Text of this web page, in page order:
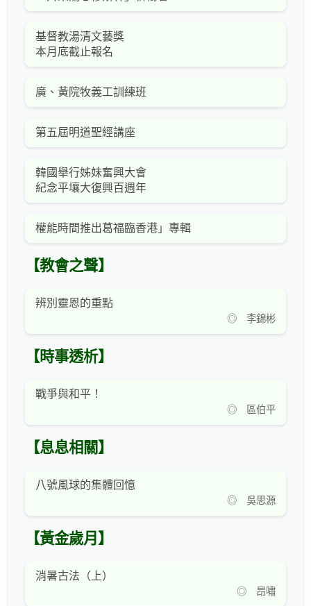
基督教湯清文藝獎
本月底截止報名
廣、黃院牧義工訓練班
第五屆明道聖經講座
韓國舉行姊妹奮興大會
紀念平壤大復興百週年
權能時間推出葛福臨香港」專輯
【教會之聲】
辨別靈恩的重點
◎ 李錦彬
【時事透析】
戰爭與和平！
◎ 區伯平
【息息相關】
八號風球的集體回憶
◎ 吳思源
【黃金歲月】
消暑古法（上）
◎ 昂嘯